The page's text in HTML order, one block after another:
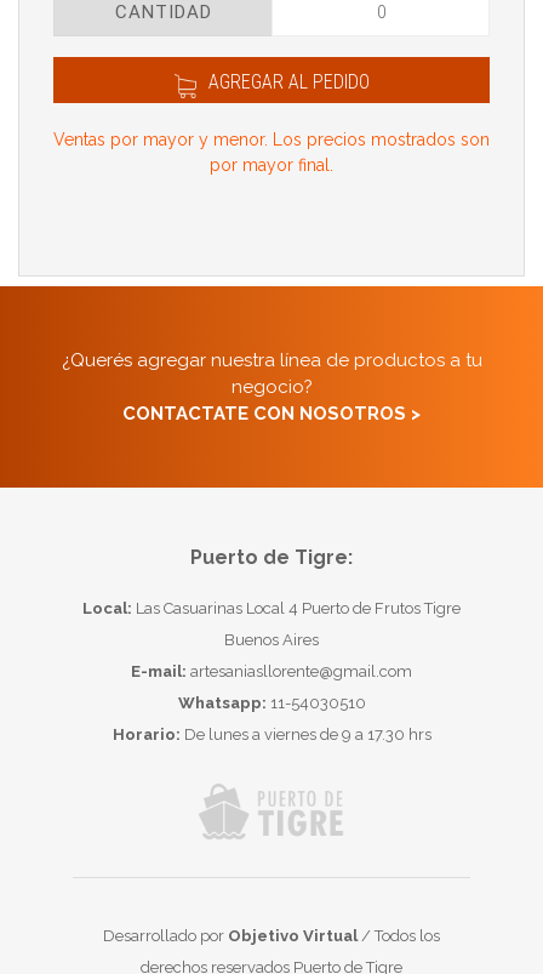
CANTIDAD
AGREGAR AL PEDIDO
Ventas por mayor y menor. Los precios mostrados son
por mayor final.
¿Querés agregar nuestra línea de productos a tu
negocio?
CONTACTATE CON NOSOTROS >
Puerto de Tigre:
Local: Las Casuarinas Local 4 Puerto de Frutos Tigre
Buenos Aires
E-mail: artesaniasllorente@gmail.com
Whatsapp: 11-54030510
Horario: De lunes a viernes de 9 a 17.30 hrs
Desarrollado por Objetivo Virtual/ Todos los
derechos reservados Puerto de Tigre